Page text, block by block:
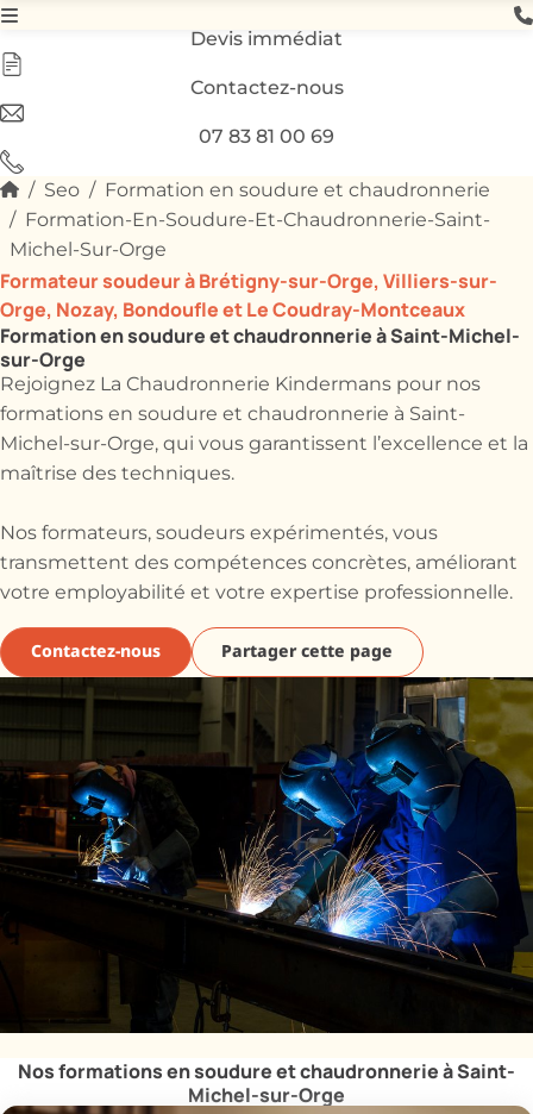
Devis immédiat
Contactez-nous
07 83 81 00 69
Seo
Formation en soudure et chaudronnerie
Formation-En-Soudure-Et-Chaudronnerie-Saint-
Michel-Sur-Orge
Formation en soudure et chaudronnerie à Saint-Michel-
sur-Orge
Formateur soudeur à Brétigny-sur-Orge, Villiers-sur-
Orge, Nozay, Bondoufle et Le Coudray-Montceaux
Rejoignez La Chaudronnerie Kindermans pour nos
formations en soudure et chaudronnerie à Saint-
Michel-sur-Orge, qui vous garantissent l’excellence et la
maîtrise des techniques.
Nos formateurs, soudeurs expérimentés, vous
transmettent des compétences concrètes, améliorant
votre employabilité et votre expertise professionnelle.
Contactez-nous Partager cette page
Nos formations en soudure et chaudronnerie à Saint-
Michel-sur-Orge